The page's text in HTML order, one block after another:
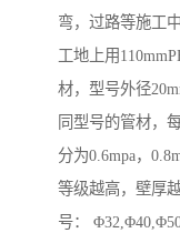
弯，过路等施工
工地上用
材，型号外径
同型号的管材，
分为0.6mpa，
等级越高，壁厚
号：